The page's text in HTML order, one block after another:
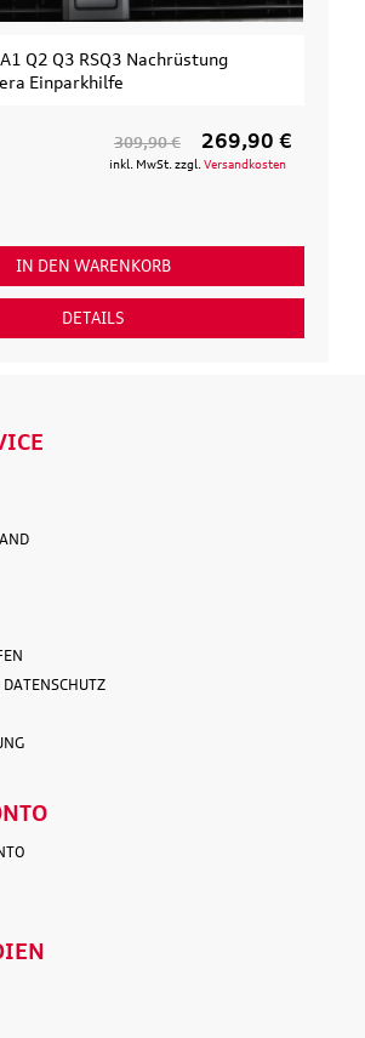
Q2 Q3 RSQ3 Nachrüstung
Einparkhilfe
309,90 € 269,90 €
inkl. MwSt. zzgl. Versandkosten
IN DEN WARENKORB
DETAILS